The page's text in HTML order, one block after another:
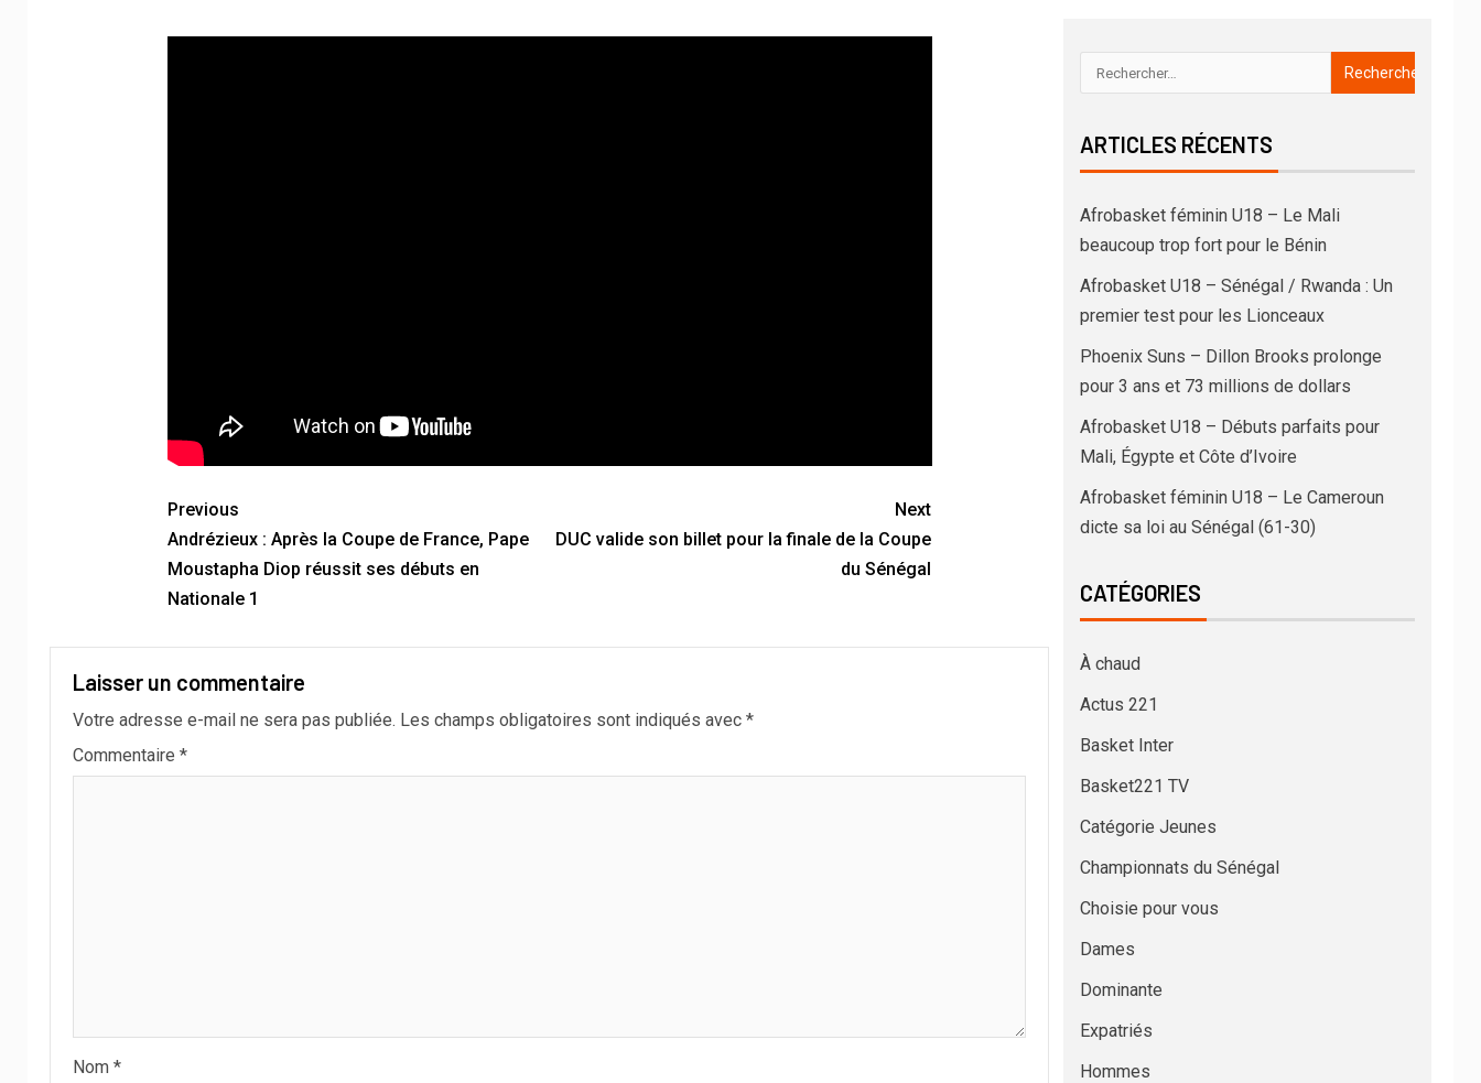
Previous
Andrézieux : Après la Coupe de France, Pape
Moustapha Diop réussit ses débuts en
Nationale 1
Next
DUC valide son billet pour la finale de la Coupe
du Sénégal
Laisser un commentaire
Votre adresse e-mail ne sera pas publiée. Les champs obligatoires sont indiqués avec *
Commentaire *
Nom *
ARTICLES RÉCENTS
Afrobasket féminin U18 – Le Mali
beaucoup trop fort pour le Bénin
Afrobasket U18 – Sénégal / Rwanda : Un
premier test pour les Lionceaux
Phoenix Suns – Dillon Brooks prolonge
pour 3 ans et 73 millions de dollars
Afrobasket U18 – Débuts parfaits pour
Mali, Égypte et Côte d’Ivoire
Afrobasket féminin U18 – Le Cameroun
dicte sa loi au Sénégal (61-30)
CATÉGORIES
À chaud
Actus 221
Basket Inter
Basket221 TV
Catégorie Jeunes
Championnats du Sénégal
Choisie pour vous
Dames
Dominante
Expatriés
Hommes